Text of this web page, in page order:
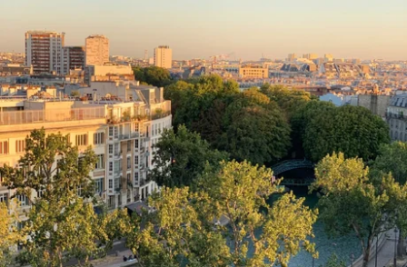
DEFRENESITNL